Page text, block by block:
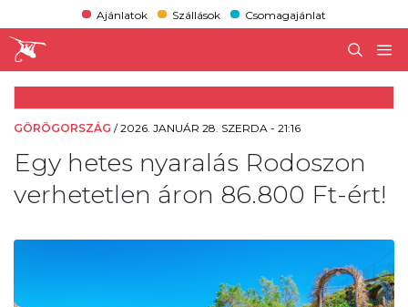
Ajánlatok Szállások Csomagajánlat
GÖRÖGORSZÁG /2026. JANUÁR 28. SZERDA - 21:16
Egy hetes nyaralás Rodoszon
verhetetlen áron 86.800 Ft-ért!